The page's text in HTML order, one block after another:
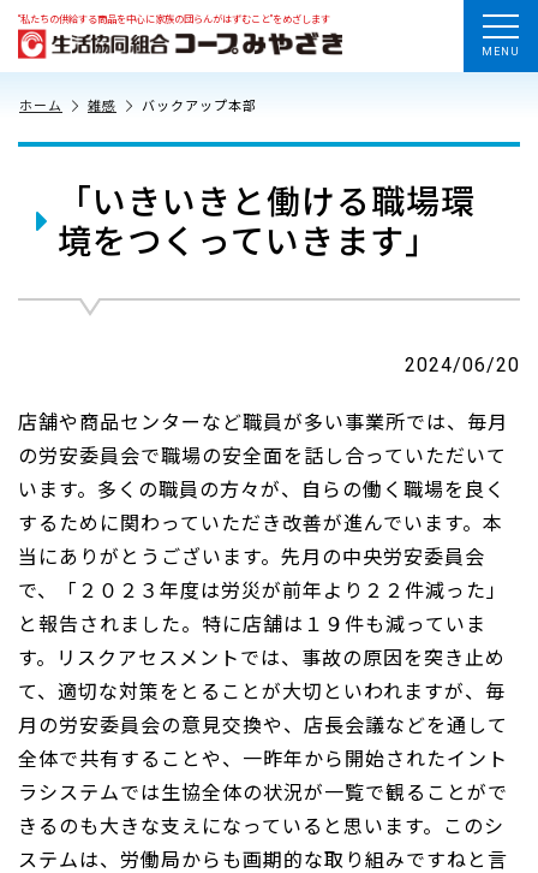
“私たちの供給する商品を中心に家族の団らんがはずむこと”をめざします
MENU
ホーム 雑感 バックアップ本部
「いきいきと働ける職場環
境をつくっていきます」
2024/06/20
店舗や商品センターなど職員が多い事業所では、毎月
の労安委員会で職場の安全面を話し合っていただいて
います。多くの職員の方々が、自らの働く職場を良く
するために関わっていただき改善が進んでいます。本
当にありがとうございます。先月の中央労安委員会
で、「２０２３年度は労災が前年より２２件減った」
と報告されました。特に店舗は１９件も減っていま
す。リスクアセスメントでは、事故の原因を突き止め
て、適切な対策をとることが大切といわれますが、毎
月の労安委員会の意見交換や、店長会議などを通して
全体で共有することや、一昨年から開始されたイント
ラシステムでは生協全体の状況が一覧で観ることがで
きるのも大きな支えになっていると思います。このシ
ステムは、労働局からも画期的な取り組みですねと言